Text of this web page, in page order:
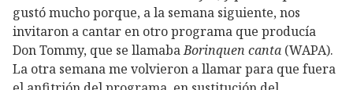
gustó mucho porque, a la semana siguiente, nos
invitaron a cantar en otro programa que producía
Don Tommy, que se llamabaBorinquen canta (WAPA).
La otra semana me volvieron a llamar para que fuera